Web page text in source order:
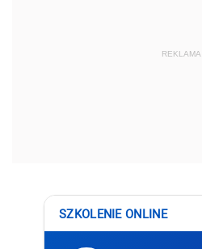
REKLAMA
SZKOLENIE ONLINE